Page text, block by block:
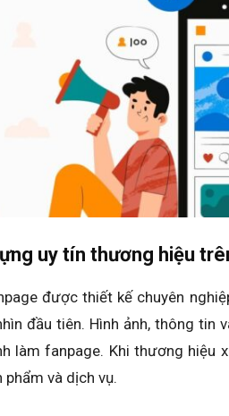
uy tín thương hiệu
được thiết kế chuyên
đầu tiên. Hình ảnh, thông tin
làm fanpage. Khi thương hiệu
phẩm và dịch vụ.